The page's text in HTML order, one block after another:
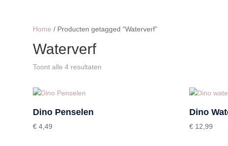
Home / Producten getagged “Waterverf”
Waterverf
Toont alle 4 resultaten
Dino Penselen
€ 4,49
Dino
€ 12,99